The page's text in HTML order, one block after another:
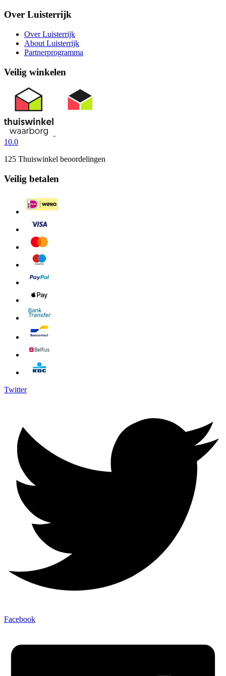
Over Luisterrijk
Over Luisterrijk
About Luisterrijk
Partnerprogramma
Veilig winkelen
10.0
125 Thuiswinkel beoordelingen
Veilig betalen
Twitter
Facebook